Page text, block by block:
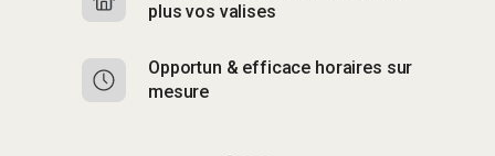
plus vos valises
Opportun & efficace horaires sur
mesure